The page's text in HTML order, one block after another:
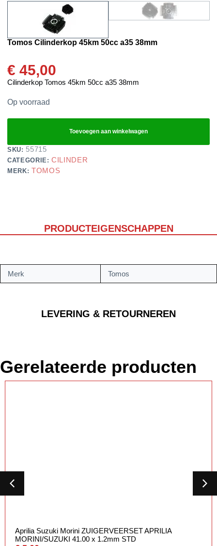
Tomos Cilinderkop 45km 50cc a35 38mm
€ 45,00
Cilinderkop Tomos 45km 50cc a35 38mm
Op voorraad
Toevoegen aan winkelwagen
SKU: 55715
CATEGORIE:CILINDER
MERK: TOMOS
PRODUCTEIGENSCHAPPEN
LEVERING & RETOURNEREN
Merk Tomos
Gerelateerde producten
Aprilia Suzuki Morini ZUIGERVEERSET APRILIA
MORINI/SUZUKI 41.00 x 1.2mm STD